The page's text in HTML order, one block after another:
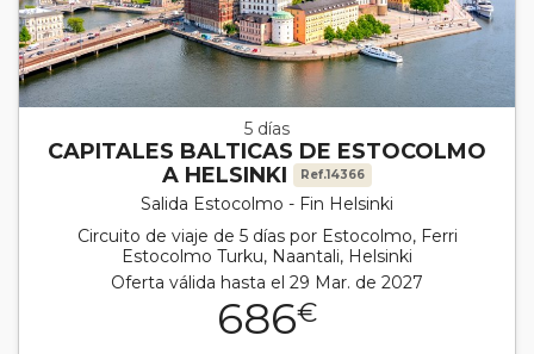
5 días
CAPITALES BALTICAS DE ESTOCOLMO
A HELSINKI
Ref.14366
Salida Estocolmo - Fin Helsinki
Circuito de viaje de 5 días por Estocolmo, Ferri
Estocolmo Turku, Naantali, Helsinki
Oferta válida hasta el 29 Mar. de 2027
686€